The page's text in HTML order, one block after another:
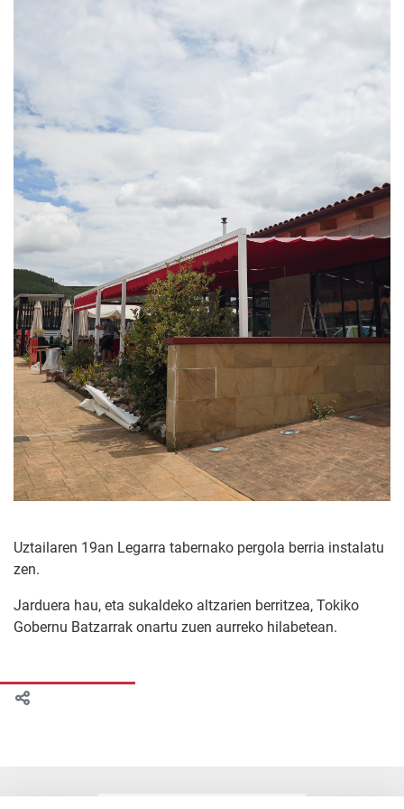
Uztailaren 19an Legarra tabernako pergola berria instalatu
zen.
Jarduera hau, eta sukaldeko altzarien berritzea, Tokiko
Gobernu Batzarrak onartu zuen aurreko hilabetean.